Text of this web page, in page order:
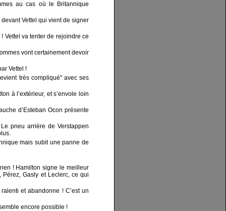
au cas où le Britannique
Vettel qui vient de signer
Vettel va tenter de rejoindre ce
vont certainement devoir
Vettel !
très compliqué" avec ses
à l’extérieur, et s’envole loin
d’Esteban Ocon présente
pneu arrière de Verstappen
mais subit une panne de
! Hamilton signe le meilleur
Gasly et Leclerc, ce qui
et abandonne ! C’est un
encore possible !